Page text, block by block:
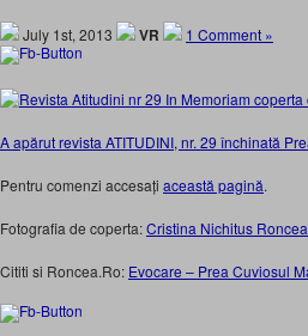
July 1st, 2013 VR 1 Comment »
A apărut revista ATITUDINI, nr. 29 închinată
Pentru comenzi accesați această pagină.
Fotografia de coperta:Cristina Nichitus Roncea
Cititi si Roncea.Ro: Evocare – Prea Cuviosul